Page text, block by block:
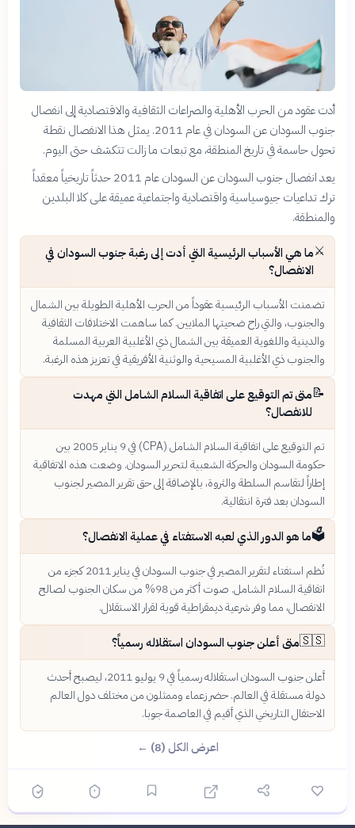
أدت عقود من الحرب الأهلية والصراعات الثقافية والاقتصادية إلى انفصال
جنوب السودان عن السودان في عام 2011. يمثل هذا الانفصال نقطة
تحول حاسمة في تاريخ المنطقة، مع تبعات ما زالت تتكشف حتى اليوم.
يعد انفصال جنوب السودان عن السودان عام 2011 حدثاً تاريخياً معقداً
ترك تداعيات جيوسياسية واقتصادية واجتماعية عميقة على كلا البلدين
والمنطقة.
⚔️ما هي الأسباب الرئيسية التي أدت إلى رغبة جنوب السودان في
الانفصال؟
تضمنت الأسباب الرئيسية عقوداً من الحرب الأهلية الطويلة بين الشمال
والجنوب، والتي راح ضحيتها الملايين. كما ساهمت الاختلافات الثقافية
والدينية واللغوية العميقة بين الشمال ذي الأغلبية العربية المسلمة
والجنوب ذي الأغلبية المسيحية والوثنية الأفريقية في تعزيز هذه الرغبة.
📝متى تم التوقيع على اتفاقية السلام الشامل التي مهدت
للانفصال؟
تم التوقيع على اتفاقية السلام الشامل (CPA) في 9 يناير 2005 بين
حكومة السودان والحركة الشعبية لتحرير السودان. وضعت هذه الاتفاقية
إطاراً لتقاسم السلطة والثروة، بالإضافة إلى حق تقرير المصير لجنوب
السودان بعد فترة انتقالية.
🗳️ما هو الدور الذي لعبه الاستفتاء في عملية الانفصال؟
نُظم استفتاء لتقرير المصير في جنوب السودان في يناير 2011 كجزء من
اتفاقية السلام الشامل. صوت أكثر من 98% من سكان الجنوب لصالح
الانفصال، مما وفر شرعية ديمقراطية قوية لقرار الاستقلال.
🇸🇸متى أعلن جنوب السودان استقلاله رسمياً؟
أعلن جنوب السودان استقلاله رسمياً في 9 يوليو 2011، ليصبح أحدث
دولة مستقلة في العالم. حضر زعماء وممثلون من مختلف دول العالم
الاحتفال التاريخي الذي أقيم في العاصمة جوبا.
اعرض الكل (8) ←